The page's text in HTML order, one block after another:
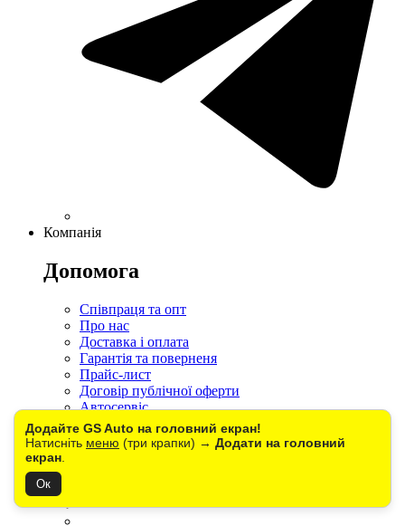
Додайте GS Auto на головний екран!
Натисніть меню (три крапки) → Додати на головний
екран
Ок
Компанія
Допомога
Співпраця та опт
Про нас
Доставка і оплата
Гарантія та поверненя
Прайс-лист
Договір публічної оферти
Автосервіс
Партнерам
Контакти